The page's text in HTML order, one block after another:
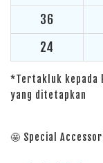
36
24
*Tertakluk kepada
yang ditetapkan
🤩 Special